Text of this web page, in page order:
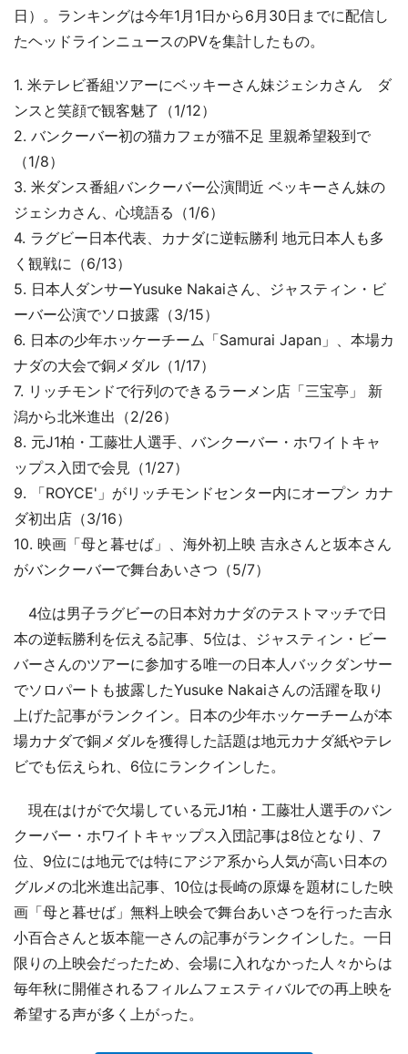
日）。ランキングは今年1月1日から6月30日までに配信し
たヘッドラインニュースのPVを集計したもの。
1. 米テレビ番組ツアーにベッキーさん妹ジェシカさん ダ
ンスと笑顔で観客魅了（1/12）
2. バンクーバー初の猫カフェが猫不足 里親希望殺到で
（1/8）
3. 米ダンス番組バンクーバー公演間近 ベッキーさん妹の
ジェシカさん、心境語る（1/6）
4. ラグビー日本代表、カナダに逆転勝利 地元日本人も多
く観戦に（6/13）
5. 日本人ダンサーYusuke Nakaiさん、ジャスティン・ビ
ーバー公演でソロ披露（3/15）
6. 日本の少年ホッケーチーム「Samurai Japan」、本場カ
ナダの大会で銅メダル（1/17）
7. リッチモンドで行列のできるラーメン店「三宝亭」 新
潟から北米進出（2/26）
8. 元J1柏・工藤壮人選手、バンクーバー・ホワイトキャ
ップス入団で会見（1/27）
9. 「ROYCE'」がリッチモンドセンター内にオープン カナ
ダ初出店（3/16）
10. 映画「母と暮せば」、海外初上映 吉永さんと坂本さん
がバンクーバーで舞台あいさつ（5/7）
4位は男子ラグビーの日本対カナダのテストマッチで日
本の逆転勝利を伝える記事、5位は、ジャスティン・ビー
バーさんのツアーに参加する唯一の日本人バックダンサー
でソロパートも披露したYusuke Nakaiさんの活躍を取り
上げた記事がランクイン。日本の少年ホッケーチームが本
場カナダで銅メダルを獲得した話題は地元カナダ紙やテレ
ビでも伝えられ、6位にランクインした。
現在はけがで欠場している元J1柏・工藤壮人選手のバン
クーバー・ホワイトキャップス入団記事は8位となり、7
位、9位には地元では特にアジア系から人気が高い日本の
グルメの北米進出記事、10位は長崎の原爆を題材にした映
画「母と暮せば」無料上映会で舞台あいさつを行った吉永
小百合さんと坂本龍一さんの記事がランクインした。一日
限りの上映会だったため、会場に入れなかった人々からは
毎年秋に開催されるフィルムフェスティバルでの再上映を
希望する声が多く上がった。